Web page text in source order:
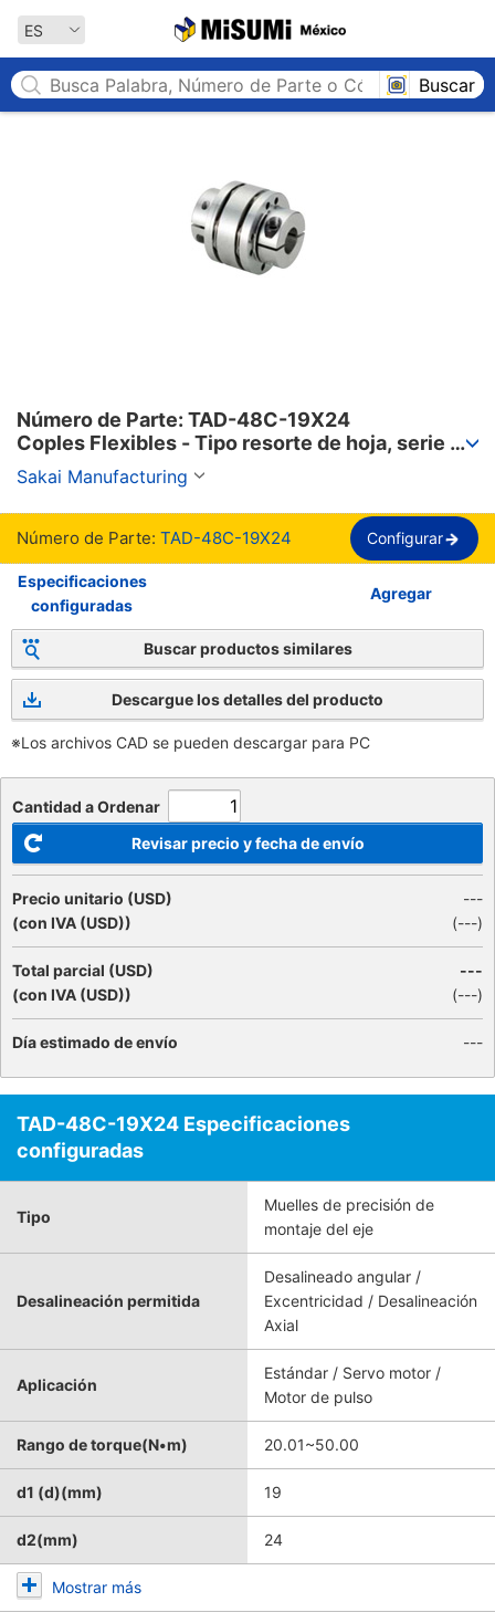
ES
Buscar
Número de Parte: TAD-48C-19X24
Coples Flexibles - Tipo resorte de hoja, serie
TAD-C.
Sakai Manufacturing
Número de Parte: TAD-48C-19X24 Configurar
Especificaciones
configuradas
Agregar
Buscar productos similares
Descargue los detalles del producto
※Los archivos CAD se pueden descargar para PC
Cantidad a Ordenar
Revisar precio y fecha de envío
Precio unitario (USD)
(con IVA (USD))
---
(---)
Total parcial (USD)
(con IVA (USD))
---
(---)
Día estimado de envío ---
TAD-48C-19X24 Especificaciones
configuradas
Tipo
Muelles de precisión de
montaje del eje
Desalineación permitida
Desalineado angular /
Excentricidad / Desalineación
Axial
Aplicación
Estándar / Servo motor /
Motor de pulso
Rango de torque(N•m) 20.01~50.00
d1 (d)(mm) 19
d2(mm) 24
Mostrar más